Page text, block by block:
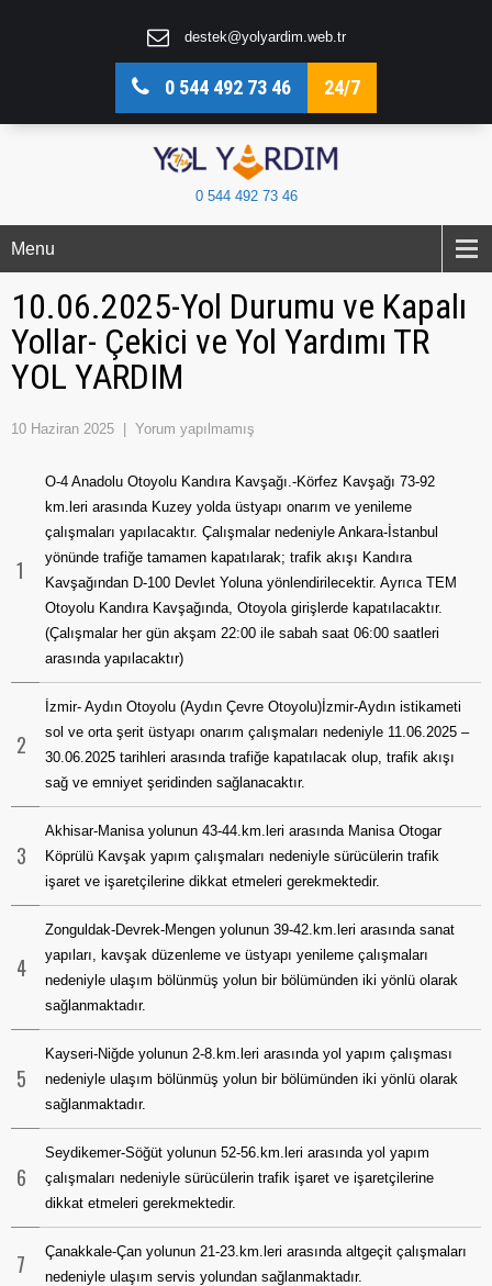
destek@yolyardim.web.tr
0 544 492 73 46 24/7
0 544 492 73 46
Menu
10.06.2025-Yol Durumu ve Kapalı
Yollar- Çekici ve Yol Yardımı TR
YOL YARDIM
10 Haziran 2025 Yorum yapılmamış
1
O-4 Anadolu Otoyolu Kandıra Kavşağı.-Körfez Kavşağı 73-92
km.leri arasında Kuzey yolda üstyapı onarım ve yenileme
çalışmaları yapılacaktır. Çalışmalar nedeniyle Ankara-İstanbul
yönünde trafiğe tamamen kapatılarak; trafik akışı Kandıra
Kavşağından D-100 Devlet Yoluna yönlendirilecektir. Ayrıca TEM
Otoyolu Kandıra Kavşağında, Otoyola girişlerde kapatılacaktır.
(Çalışmalar her gün akşam 22:00 ile sabah saat 06:00 saatleri
arasında yapılacaktır)
2
İzmir- Aydın Otoyolu (Aydın Çevre Otoyolu)İzmir-Aydın istikameti
sol ve orta şerit üstyapı onarım çalışmaları nedeniyle 11.06.2025 –
30.06.2025 tarihleri arasında trafiğe kapatılacak olup, trafik akışı
sağ ve emniyet şeridinden sağlanacaktır.
3
Akhisar-Manisa yolunun 43-44.km.leri arasında Manisa Otogar
Köprülü Kavşak yapım çalışmaları nedeniyle sürücülerin trafik
işaret ve işaretçilerine dikkat etmeleri gerekmektedir.
4
Zonguldak-Devrek-Mengen yolunun 39-42.km.leri arasında sanat
yapıları, kavşak düzenleme ve üstyapı yenileme çalışmaları
nedeniyle ulaşım bölünmüş yolun bir bölümünden iki yönlü olarak
sağlanmaktadır.
5
Kayseri-Niğde yolunun 2-8.km.leri arasında yol yapım çalışması
nedeniyle ulaşım bölünmüş yolun bir bölümünden iki yönlü olarak
sağlanmaktadır.
6
Seydikemer-Söğüt yolunun 52-56.km.leri arasında yol yapım
çalışmaları nedeniyle sürücülerin trafik işaret ve işaretçilerine
dikkat etmeleri gerekmektedir.
7
Çanakkale-Çan yolunun 21-23.km.leri arasında altgeçit çalışmaları
nedeniyle ulaşım servis yolundan sağlanmaktadır.